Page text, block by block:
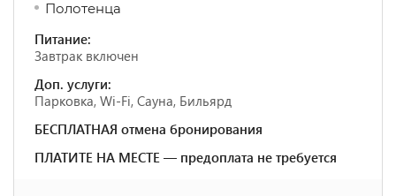
Полотенца
Питание:
Завтрак включен
Доп. услуги:
Парковка, Wi-Fi, Сауна, Бильярд
БЕСПЛАТНАЯ отмена бронирования
ПЛАТИТЕ НА МЕСТЕ — предоплата не требуется